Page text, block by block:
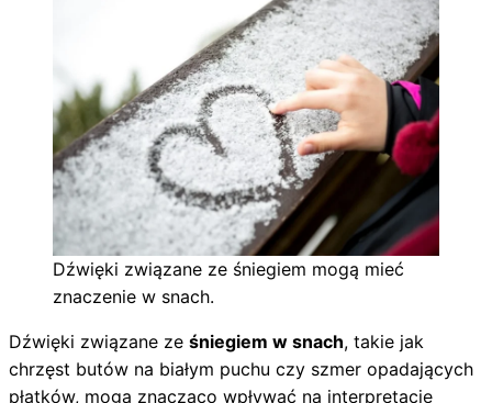
Dźwięki związane ze śniegiem mogą mieć
znaczenie w snach.
Dźwięki związane ze śniegiem w snach, takie jak
chrzęst butów na białym puchu czy szmer opadających
płatków, mogą znacząco wpływać na interpretację